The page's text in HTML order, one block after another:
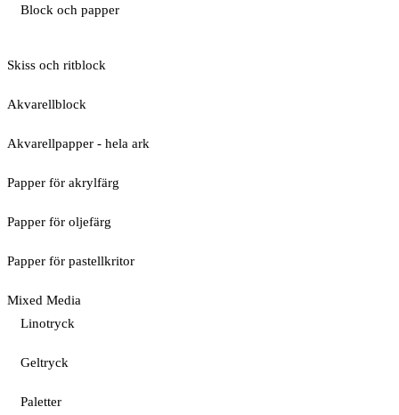
Block och papper
Skiss och ritblock
Akvarellblock
Akvarellpapper - hela ark
Papper för akrylfärg
Papper för oljefärg
Papper för pastellkritor
Mixed Media
Linotryck
Geltryck
Paletter